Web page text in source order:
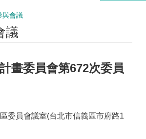
與會議
議
畫委員會第672次委員
委員會議室(台北市信義區市府路1